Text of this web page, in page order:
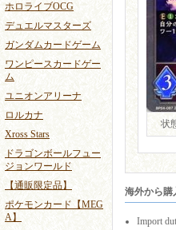
ホロライブOCG
デュエルマスターズ
ガンダムカードゲーム
ワンピースカードゲー
ム
ユニオンアリーナ
ロルカナ
Xross Stars
ドラゴンボールフュー
ジョンワールド
【通販限定品】
ポケモンカード【MEG
A】
状
海外から購
Import